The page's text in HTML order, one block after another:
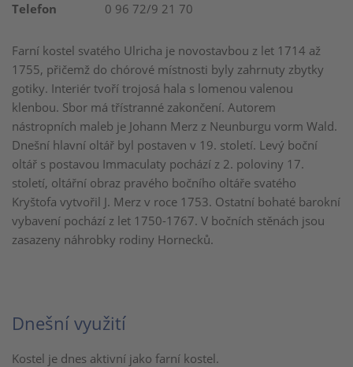
Farní kostel svatého Ulricha je novostavbou z let 1714 až
1755, přičemž do chórové místnosti byly zahrnuty zbytky
gotiky. Interiér tvoří trojosá hala s lomenou valenou
klenbou. Sbor má třístranné zakončení. Autorem
nástropních maleb je Johann Merz z Neunburgu vorm Wald.
Dnešní hlavní oltář byl postaven v 19. století. Levý boční
oltář s postavou Immaculaty pochází z 2. poloviny 17.
století, oltářní obraz pravého bočního oltáře svatého
Kryštofa vytvořil J. Merz v roce 1753. Ostatní bohaté barokní
vybavení pochází z let 1750-1767. V bočních stěnách jsou
zasazeny náhrobky rodiny Hornecků.
Dnešní využití
Kostel je dnes aktivní jako farní kostel.
Telefon
0 96 72/9 21 70